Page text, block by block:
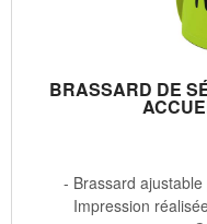
BRASSARD DE
- Brassard
Impression